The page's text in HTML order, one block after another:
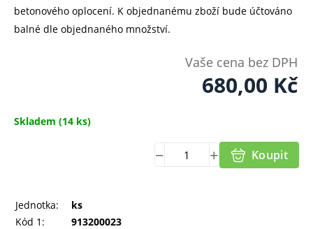
betonového oplocení. K objednanému zboží bude účtováno
balné dle objednaného množství.
Vaše cena bez DPH
680,00 Kč
Skladem (14 ks)
Koupit
Jednotka:
ks
Kód 1:
913200023